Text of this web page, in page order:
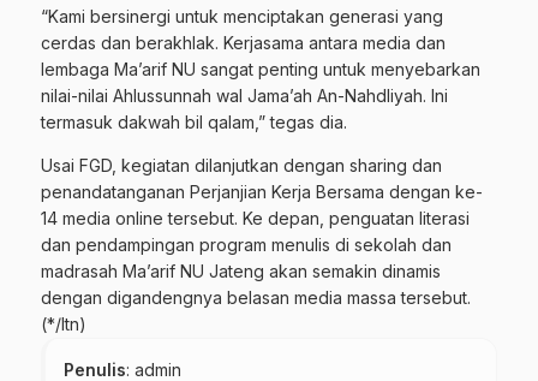
“Kami bersinergi untuk menciptakan generasi yang
cerdas dan berakhlak. Kerjasama antara media dan
lembaga Ma’arif NU sangat penting untuk menyebarkan
nilai-nilai Ahlussunnah wal Jama’ah An-Nahdliyah. Ini
termasuk dakwah bil qalam,” tegas dia.
Usai FGD, kegiatan dilanjutkan dengan sharing dan
penandatanganan Perjanjian Kerja Bersama dengan ke-
14 media online tersebut. Ke depan, penguatan literasi
dan pendampingan program menulis di sekolah dan
madrasah Ma’arif NU Jateng akan semakin dinamis
dengan digandengnya belasan media massa tersebut.
(*/ltn)
Penulis: admin